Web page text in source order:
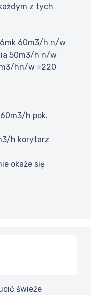
z tych
60m3/h n/w
50m3/h n/w
hn/w =220
h pok.
h korytarz
okaże się
świeże